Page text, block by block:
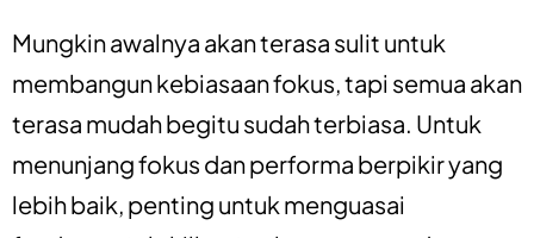
Mungkin awalnya akan terasa sulit untuk
membangun kebiasaan fokus, tapi semua akan
terasa mudah begitu sudah terbiasa. Untuk
menunjang fokus dan performa berpikir yang
lebih baik, penting untuk menguasai